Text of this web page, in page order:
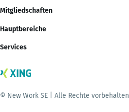
Mitgliedschaften
Hauptbereiche
Services
© New Work SE | Alle Rechte vorbehalten